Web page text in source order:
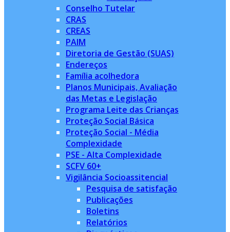
Conselho Tutelar
CRAS
CREAS
PAIM
Diretoria de Gestão (SUAS)
Endereços
Família acolhedora
Planos Municipais, Avaliação
das Metas e Legislação
Programa Leite das Crianças
Proteção Social Básica
Proteção Social - Média
Complexidade
PSE - Alta Complexidade
SCFV 60+
Vigilância Socioassitencial
Pesquisa de satisfação
Publicações
Boletins
Relatórios